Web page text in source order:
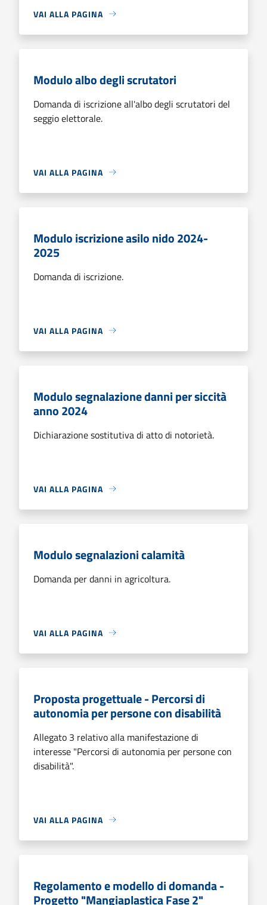
VAI ALLA PAGINA
Modulo albo degli scrutatori
Domanda di iscrizione all'albo degli scrutatori del
seggio elettorale.
VAI ALLA PAGINA
Modulo iscrizione asilo nido 2024-
2025
Domanda di iscrizione.
VAI ALLA PAGINA
Modulo segnalazione danni per siccità
anno 2024
Dichiarazione sostitutiva di atto di notorietà.
VAI ALLA PAGINA
Modulo segnalazioni calamità
Domanda per danni in agricoltura.
VAI ALLA PAGINA
Proposta progettuale - Percorsi di
autonomia per persone con disabilità
Allegato 3 relativo alla manifestazione di
interesse "Percorsi di autonomia per persone con
disabilità".
VAI ALLA PAGINA
Regolamento e modello di domanda -
Progetto "Mangiaplastica Fase 2"